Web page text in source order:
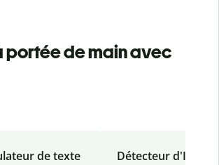
portée de main avec
de texte Détecteur d'IA